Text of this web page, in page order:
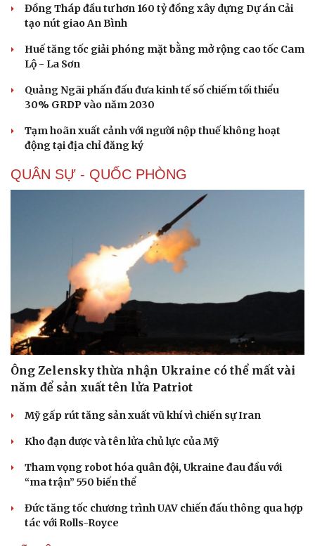
Đồng Tháp đầu tư hơn 160 tỷ đồng xây dựng Dự án Cải
tạo nút giao An Bình
Huế tăng tốc giải phóng mặt bằng mở rộng cao tốc Cam
Lộ - La Sơn
Quảng Ngãi phấn đấu đưa kinh tế số chiếm tối thiểu
30% GRDP vào năm 2030
Tạm hoãn xuất cảnh với người nộp thuế không hoạt
động tại địa chỉ đăng ký
QUÂN SỰ - QUỐC PHÒNG
Ông Zelensky thừa nhận Ukraine có thể mất vài
năm để sản xuất tên lửa Patriot
Mỹ gấp rút tăng sản xuất vũ khí vì chiến sự Iran
Kho đạn dược và tên lửa chủ lực của Mỹ
Tham vọng robot hóa quân đội, Ukraine đau đầu với
“ma trận” 550 biến thể
Đức tăng tốc chương trình UAV chiến đấu thông qua hợp
tác với Rolls-Royce